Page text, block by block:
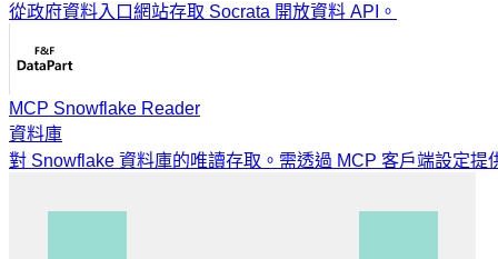
從政府資料入口網站存取 Socrata 開放資料 API。
MCP Snowflake Reader
資料庫
對 Snowflake 資料庫的唯讀存取。需透過 MCP 客戶端設定提